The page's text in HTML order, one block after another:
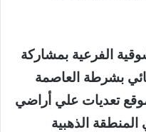
الفرعية بمشاركة
بشرطة العاصمة
أمس أكثر من (25) موقع تعديات علي أراضي
الذهبية